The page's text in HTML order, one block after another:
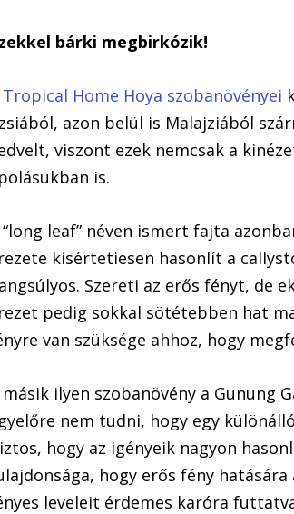
bárki megbirkózik!
Tropical Home Hoya szobanövényei
azon belül is Malajziából
viszont ezek nemcsak a
is.
“long leaf” néven ismert fajta
kísértetiesen hasonlít a
Szereti az erős fényt, de
pedig sokkal sötétebben hat
van szüksége ahhoz, hogy
másik ilyen szobanövény a Gunung
nem tudni, hogy egy
hogy az igényeik nagyon
hogy erős fény
leveleit érdemes karóra